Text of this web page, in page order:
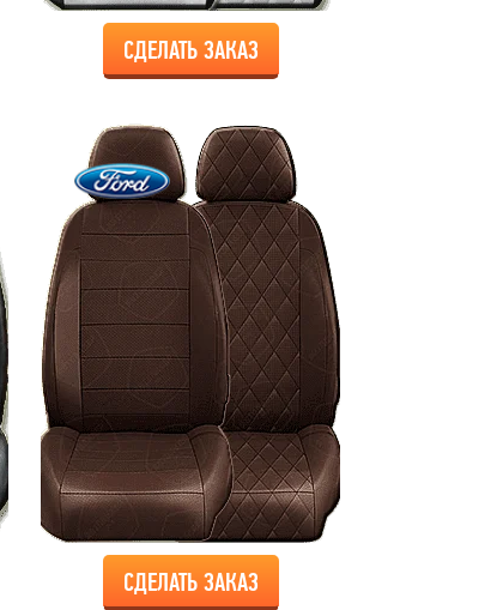
СДЕЛАТЬ ЗАКАЗ
СДЕЛАТЬ ЗАКАЗ